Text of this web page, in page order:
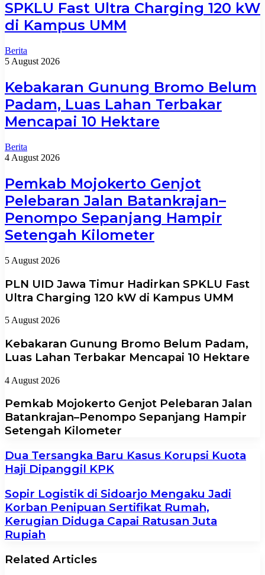
SPKLU Fast Ultra Charging 120 kW
di Kampus UMM
Berita
5 August 2026
Kebakaran Gunung Bromo Belum
Padam, Luas Lahan Terbakar
Mencapai 10 Hektare
Berita
4 August 2026
Pemkab Mojokerto Genjot
Pelebaran Jalan Batankrajan–
Penompo Sepanjang Hampir
Setengah Kilometer
5 August 2026
PLN UID Jawa Timur Hadirkan SPKLU Fast
Ultra Charging 120 kW di Kampus UMM
5 August 2026
Kebakaran Gunung Bromo Belum Padam,
Luas Lahan Terbakar Mencapai 10 Hektare
4 August 2026
Pemkab Mojokerto Genjot Pelebaran Jalan
Batankrajan–Penompo Sepanjang Hampir
Setengah Kilometer
Dua Tersangka Baru Kasus Korupsi Kuota
Haji Dipanggil KPK
Sopir Logistik di Sidoarjo Mengaku Jadi
Korban Penipuan Sertifikat Rumah,
Kerugian Diduga Capai Ratusan Juta
Rupiah
Related Articles